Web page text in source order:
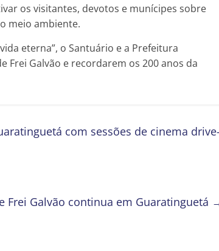
os visitantes, devotos e munícipes sobre
meio ambiente.
eterna”, o Santuário e a Prefeitura
Frei Galvão e recordarem os 200 anos da
com sessões de cinema
Frei Galvão continua em Guaratinguetá